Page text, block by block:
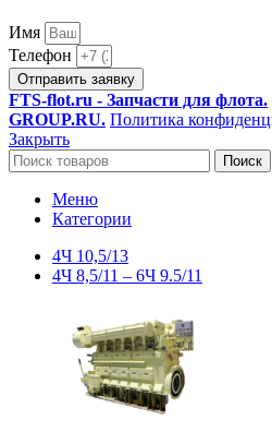
Имя
Телефон
Отправить заявку
FTS-flot.ru - Запчасти для флота.
GROUP.RU. Политика
Закрыть
Поиск
Меню
Категории
4Ч 10,5/13
4Ч 8,5/11 – 6Ч 9.5/11